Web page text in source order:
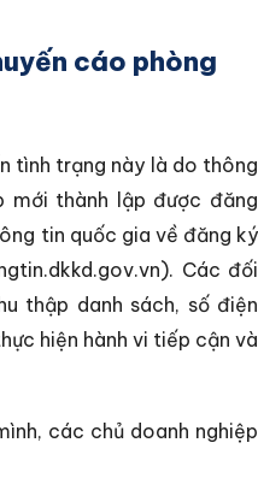
cáo phòng
tình trạng này là do thông
mới thành lập được đăng
tin quốc gia về đăng ký
Các đối
thập danh sách, số điện
hiện hành vi tiếp cận và
các chủ doanh nghiệp